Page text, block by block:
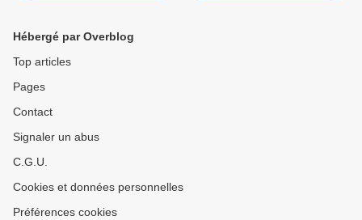
Hébergé par Overblog
Top articles
Pages
Contact
Signaler un abus
C.G.U.
Cookies et données personnelles
Préférences cookies